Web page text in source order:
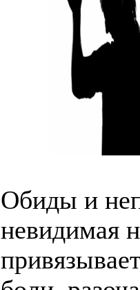
Обиды и
невидимая